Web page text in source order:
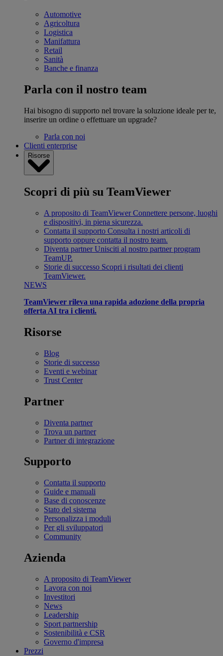
Automotive
Agricoltura
Logistica
Manifattura
Retail
Sanità
Banche e finanza
Parla con il nostro team
Hai bisogno di supporto nel trovare la soluzione ideale per te,
inserire un ordine o effettuare un upgrade?
Parla con noi
Clienti enterprise
Risorse
Scopri di più su TeamViewer
A proposito di TeamViewer Connettere persone, luoghi
e dispositivi, in piena sicurezza.
Contatta il supporto Consulta i nostri articoli di
supporto oppure contatta il nostro team.
Diventa partner Unisciti al nostro partner program
TeamUP.
Storie di successo Scopri i risultati dei clienti
TeamViewer.
NEWS
TeamViewer rileva una rapida adozione della propria
offerta AI tra i clienti.
Risorse
Blog
Storie di successo
Eventi e webinar
Trust Center
Partner
Diventa partner
Trova un partner
Partner di integrazione
Supporto
Contatta il supporto
Guide e manuali
Base di conoscenze
Stato del sistema
Personalizza i moduli
Per gli sviluppatori
Community
Azienda
A proposito di TeamViewer
Lavora con noi
Investitori
News
Leadership
Sport partnership
Sostenibilità e CSR
Governo d'impresa
Prezzi